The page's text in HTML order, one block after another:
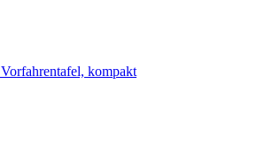
Vorfahrentafel, kompakt